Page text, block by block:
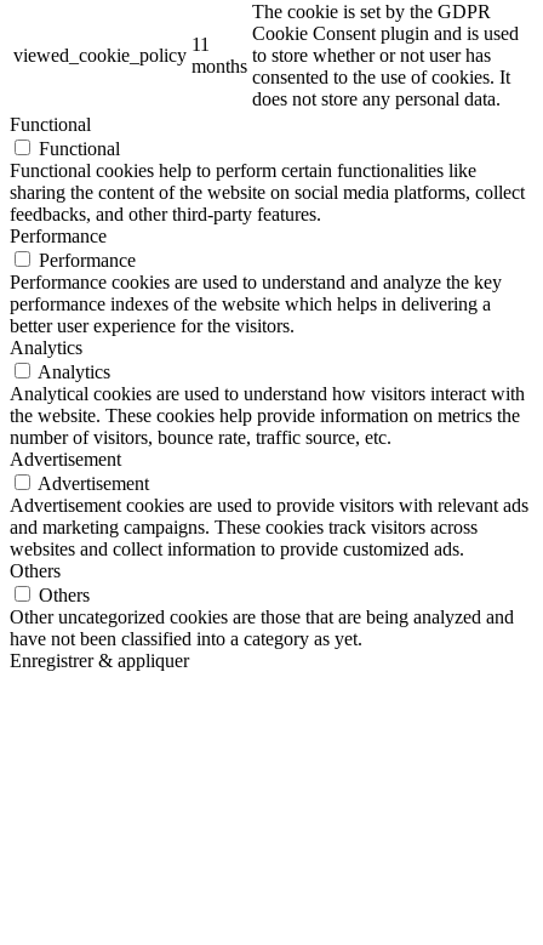
viewed_cookie_policy
11
months
The cookie is set by the GDPR
Cookie Consent plugin and is used
to store whether or not user has
consented to the use of cookies. It
does not store any personal data.
Functional
Functional
Functional cookies help to perform certain functionalities like
sharing the content of the website on social media platforms, collect
feedbacks, and other third-party features.
Performance
Performance
Performance cookies are used to understand and analyze the key
performance indexes of the website which helps in delivering a
better user experience for the visitors.
Analytics
Analytics
Analytical cookies are used to understand how visitors interact with
the website. These cookies help provide information on metrics the
number of visitors, bounce rate, traffic source, etc.
Advertisement
Advertisement
Advertisement cookies are used to provide visitors with relevant ads
and marketing campaigns. These cookies track visitors across
websites and collect information to provide customized ads.
Others
Others
Other uncategorized cookies are those that are being analyzed and
have not been classified into a category as yet.
Enregistrer & appliquer